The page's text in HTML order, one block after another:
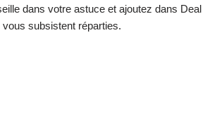
dans votre astuce et ajoutez dans Deal
subsistent réparties.